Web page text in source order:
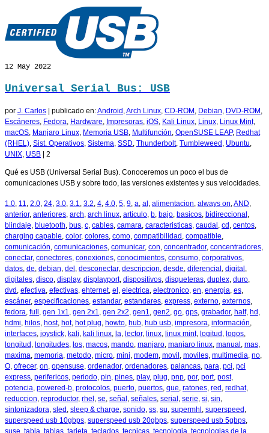
12 May 2022
Universal Serial Bus: USB
por J. Carlos publicado en:Android ,Arch Linux, CD-ROM , Debian, DVD-ROM ,
Escáneres, Fedora, Hardware, Impresoras, iOS, Kali Linux, Linux, Linux Mint,
macOS, Manjaro Linux, Memoria USB, Multifunción, OpenSUSE LEAP, Redhat
(RHEL), Sist. Operativos, Sistema, SSD, Thunderbolt, Tumbleweed , Ubuntu,
UNIX, USB 2
Qué es USB (Universal Serial Bus). Conoceremos un poco el bus de
comunicaciones USB y sobre todo, las versiones existentes y sus velocidades.
1.0, 11, 2.0, 24, 3.0, 3.1, 3.2, 4, 4.0, 5, 9, a, al , alimentacion, always on,AND,
anterior, anteriores, arch, arch linux, articulo, b, bajo, basicos, bidireccional ,
blindaje, bluetooth, bus, c, cables, camara, caracteristicas, caudal , cd , centos,
charging capable, color, colores, como, compatibilidad , compatible,
comunicación, comunicaciones, comunicar, con, concentrador, concentradores,
conectar, conectores, conexiones, conocimientos, consumo, corporativos,
datos, de, debian, del , desconectar, descripcion, desde, diferencial , digital ,
digitales, disco, display, displayport, dispositivos, disqueteras, duplex, duro,
dvd , efectiva, efectivas, ehternet, el , electrica, electronico, en, energia, es,
escáner, especificaciones, estandar, estandares, express, externo, externos,
fedora, full , gen 1x1, gen 2x1, gen 2x2, gen1, gen2, go, gps, grabador, half, hd ,
hdmi, hilos, host, hot, hot plug, howto, hub, hub usb, impresora, información,
interfaces, joystick, kali, kali linux, la, lector, linux, linux mint, logitud , logos,
longitud , longitudes, los, macos, mando, manjaro, manjaro linux, manual , mas,
maxima, memoria, metodo, micro, mini, modem, movil , moviles, multimedia, no,
O, ofrecer, on, opensuse, ordenador, ordenadores, palancas, para, pci, pci
express, perifericos, periodo, pin, pines, play, plug, pnp, por, port, post,
potencia, powered-b, protocolos, puerto, puertos, que, ratones, red , redhat,
reduccion, reproductor, rhel , se, señal , señales, serial , serie, si, sin,
sintonizadora, sled , sleep & charge, sonido, ss, su, supermhl , superspeed ,
superspeed usb 10gbps, superspeed usb 20gbps, superspeed usb 5gbps,
suse tabla tablas tarjeta teclados tecnicas tecnologia tecnologias de la